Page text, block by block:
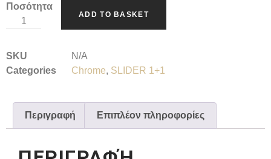
Ποσότητα
ADD TO BASKET
SKU
N/A
Categories
Chrome, SLIDER 1+1
Περιγραφή Επιπλέον πληροφορίες